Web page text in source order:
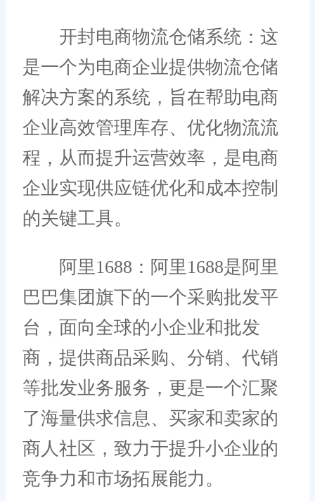
开封电商物流仓储系统：这
是一个为电商企业提供物流仓储
解决方案的系统，旨在帮助电商
企业高效管理库存、优化物流流
程，从而提升运营效率，是电商
企业实现供应链优化和成本控制
的关键工具。
阿里1688：阿里1688是阿里
巴巴集团旗下的一个采购批发平
台，面向全球的小企业和批发
商，提供商品采购、分销、代销
等批发业务服务，更是一个汇聚
了海量供求信息、买家和卖家的
商人社区，致力于提升小企业的
竞争力和市场拓展能力。